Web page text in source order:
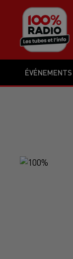
ÉVÉNEMENTS